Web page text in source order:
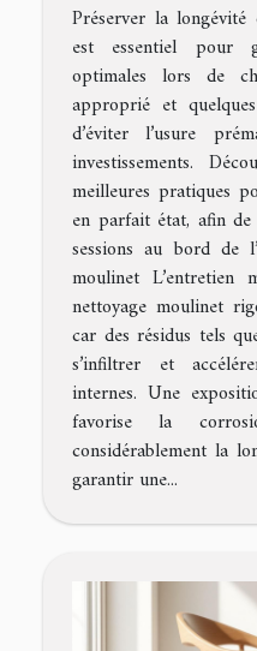
Préserver la
est essentiel pour
optimales lors de
approprié et
d’éviter l’usure
investissements.
meilleures pratiques
en parfait état, afin
sessions au bord de
moulinet L’entretien
nettoyage moulinet
car des résidus tels
s’infiltrer et
internes. Une
favorise la
considérablement la
garantir une...